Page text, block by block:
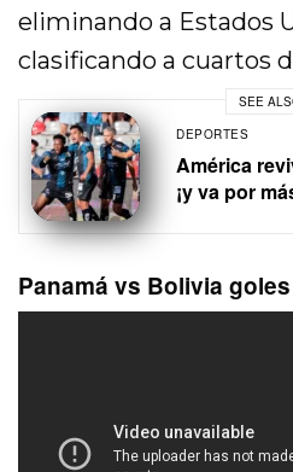
eliminando a Estados
clasificando a cuartos
SEE
DEPORTES
América
¡y va por
Panamá vs Bolivia goles